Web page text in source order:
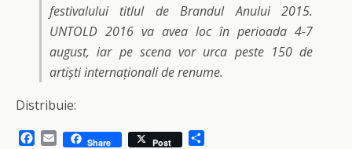
festivalului titlul de Brandul Anului 2015.
UNTOLD 2016 va avea loc în perioada 4-7
august, iar pe scena vor urca peste 150 de
artiști internaționali de renume.
Distribuie:
E
Share Post